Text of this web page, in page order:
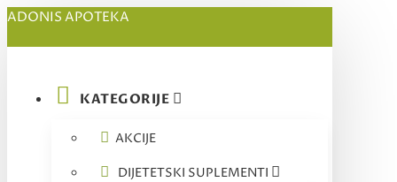
ADONIS APOTEKA
KATEGORIJE
AKCIJE
DIJETETSKI SUPLEMENTI